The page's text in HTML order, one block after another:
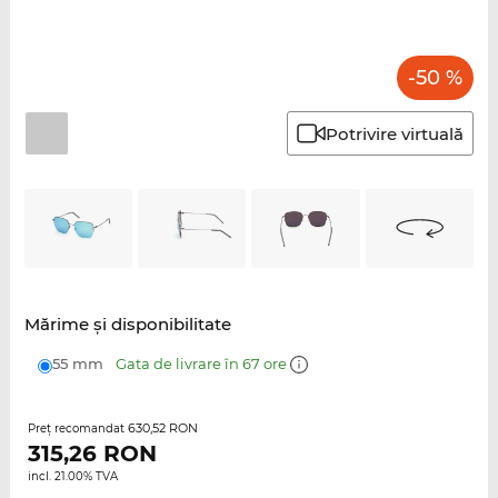
-50 %
Potrivire virtuală
Mărime şi disponibilitate
55 mm Gata de livrare în 67 ore
Preţ recomandat 630,52 RON
315,26RON
incl. 21.00% TVA